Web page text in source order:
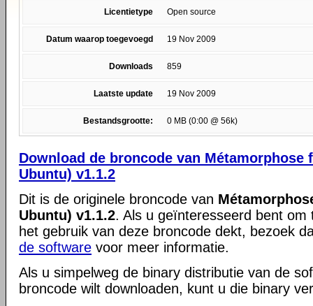
Licentietype Open source
Datum waarop toegevoegd 19 Nov 2009
Downloads 859
Laatste update 19 Nov 2009
Bestandsgrootte: 0 MB (0:00 @ 56k)
Download de broncode van Métamorphose
Ubuntu) v1.1.2
Dit is de originele broncode van
Ubuntu) v1.1.2. Als u geïnteresseerd bent om
het gebruik van deze broncode dekt, bezoek
de software voor meer informatie.
Als u simpelweg de binary distributie van de
broncode wilt downloaden, kunt u die binary